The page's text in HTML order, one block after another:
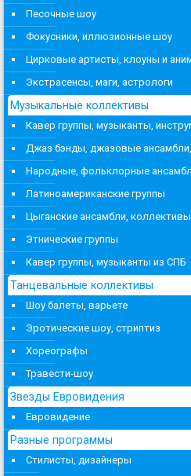
Песочные шоу
Фокусники, иллюзионные шоу
Цирковые артисты, клоуны и
Экстрасенсы, маги, астрологи
Музыкальные коллективы
Кавер группы, музыканты,
Джаз бэнды, джазовые
Народные, фольклорные
Латиноамериканские группы
Цыганские ансамбли, коллективы
Этнические группы
Кавер группы, музыканты из СПБ
Танцевальные коллективы
Шоу балеты, варьете
Эротические шоу, стриптиз
Хореографы
Травести-шоу
Звезды Евровидения
Евровидение
Разные программы
Стилисты, дизайнеры